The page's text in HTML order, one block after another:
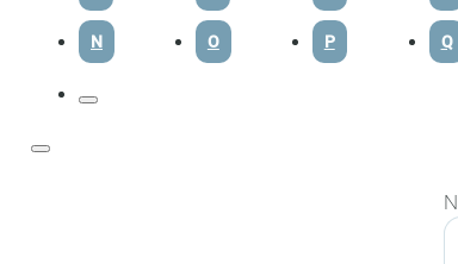
N O P Q